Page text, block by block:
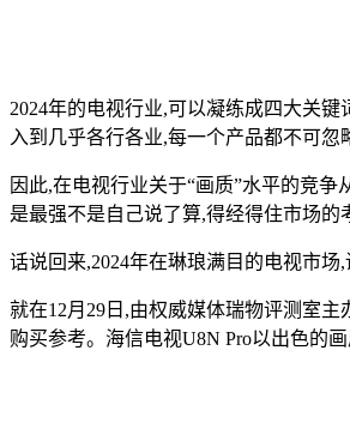
2024年的电视行业,可以凝练成四大关键
入到几乎各行各业,每一个产品都不可忽
因此,在电视行业关于“画质”水平的竞
是最强不是自己说了算,得经得住市场的
话说回来,2024年在琳琅满目的电视市场
就在12月29日,由权威媒体瑞物评测室
购买参考。海信电视U8N Pro以出色的